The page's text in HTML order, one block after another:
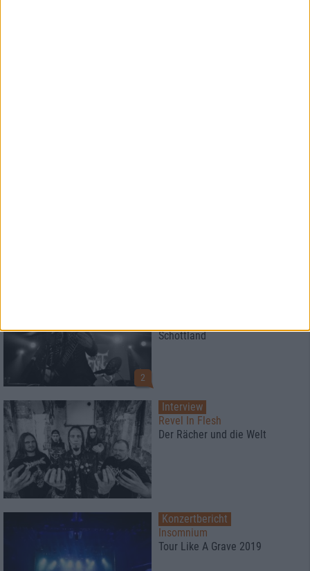
2
Schottland
Interview
Revel In Flesh
Der Rächer und die Welt
Konzertbericht
Insomnium
Tour Like A Grave 2019